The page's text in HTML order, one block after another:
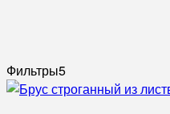
Фильтры5